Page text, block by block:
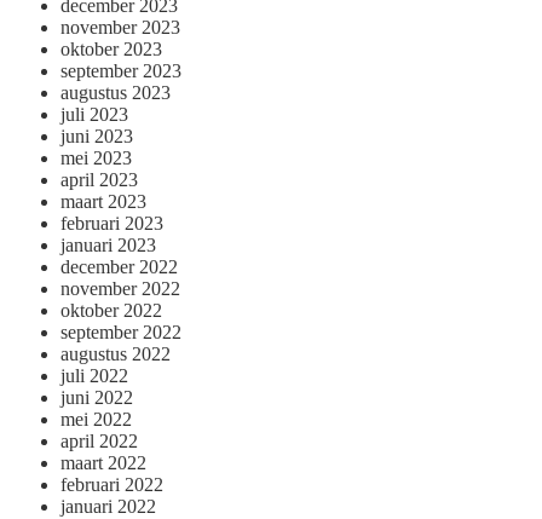
december 2023
november 2023
oktober 2023
september 2023
augustus 2023
juli 2023
juni 2023
mei 2023
april 2023
maart 2023
februari 2023
januari 2023
december 2022
november 2022
oktober 2022
september 2022
augustus 2022
juli 2022
juni 2022
mei 2022
april 2022
maart 2022
februari 2022
januari 2022